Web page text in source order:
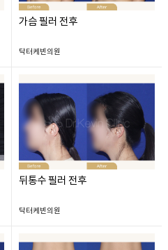
가슴 필러 전후
닥터케빈의원
뒤통수 필러 전후
닥터케빈의원